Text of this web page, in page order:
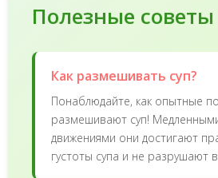
Полезные советы
Как размешивать суп?
Понаблюдайте, как опытные
размешивают суп!
движениями они достигают
густоты супа и не разрушают